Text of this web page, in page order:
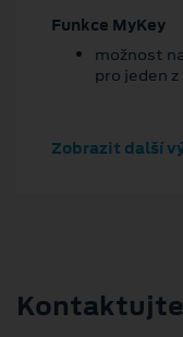
Funkce MyKey
možnost
pro jeden
Zobrazit další